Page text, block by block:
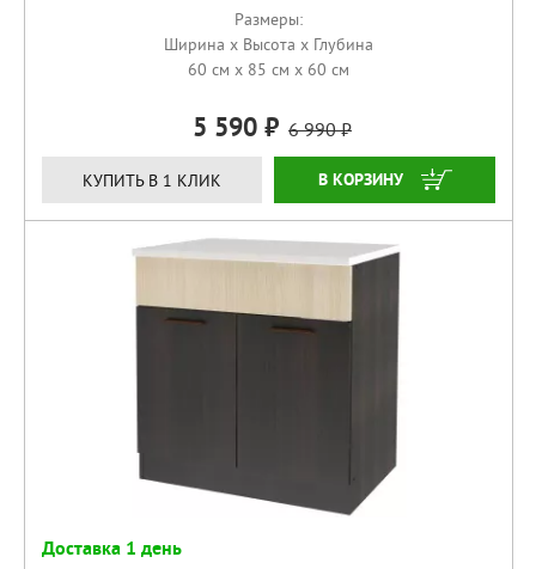
Размеры:
Ширина x Высота x Глубина
60 см x 85 см x 60 см
5 590 6 990
КУПИТЬ В 1 КЛИК КУПИТЬ
Доставка 1 день